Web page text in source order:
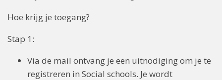
Hoe krijg je toegang?
Stap 1:
Via de mail ontvang je een uitnodiging om je te
registreren in Social schools. Je wordt